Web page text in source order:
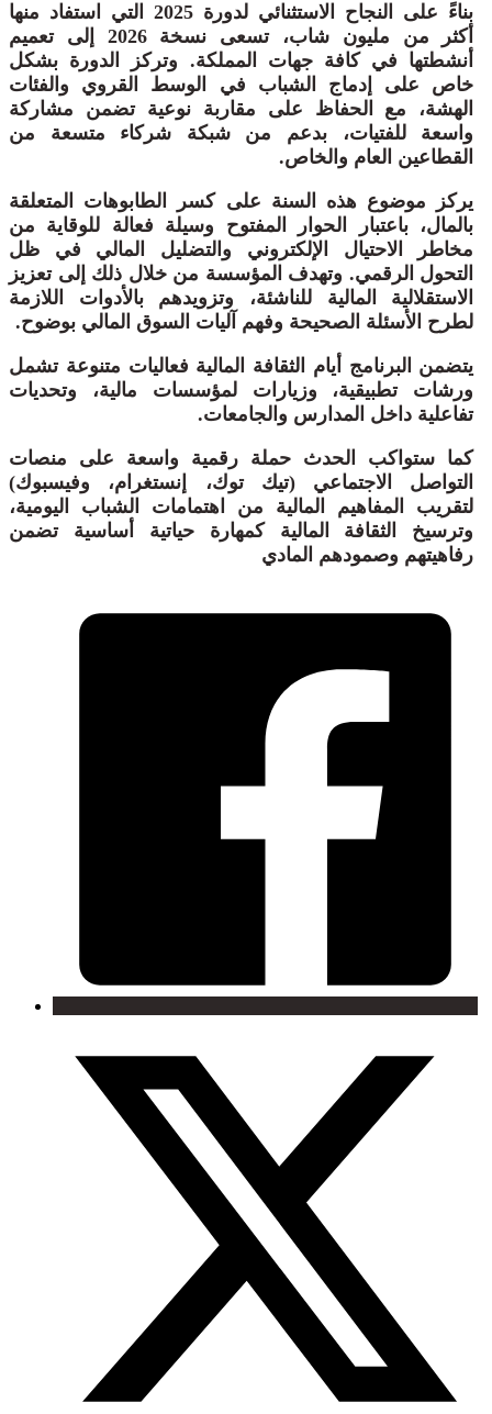
بناءً على النجاح الاستثنائي لدورة 2025 التي استفاد منها
أكثر من مليون شاب، تسعى نسخة 2026 إلى تعميم
أنشطتها في كافة جهات المملكة. وتركز الدورة بشكل
خاص على إدماج الشباب في الوسط القروي والفئات
الهشة، مع الحفاظ على مقاربة نوعية تضمن مشاركة
واسعة للفتيات، بدعم من شبكة شركاء متسعة من
القطاعين العام والخاص.
يركز موضوع هذه السنة على كسر الطابوهات المتعلقة
بالمال، باعتبار الحوار المفتوح وسيلة فعالة للوقاية من
مخاطر الاحتيال الإلكتروني والتضليل المالي في ظل
التحول الرقمي. وتهدف المؤسسة من خلال ذلك إلى تعزيز
الاستقلالية المالية للناشئة، وتزويدهم بالأدوات اللازمة
لطرح الأسئلة الصحيحة وفهم آليات السوق المالي بوضوح.
يتضمن البرنامج أيام الثقافة المالية فعاليات متنوعة تشمل
ورشات تطبيقية، وزيارات لمؤسسات مالية، وتحديات
تفاعلية داخل المدارس والجامعات.
كما ستواكب الحدث حملة رقمية واسعة على منصات
التواصل الاجتماعي (تيك توك، إنستغرام، وفيسبوك)
لتقريب المفاهيم المالية من اهتمامات الشباب اليومية،
وترسيخ الثقافة المالية كمهارة حياتية أساسية تضمن
رفاهيتهم وصمودهم المادي